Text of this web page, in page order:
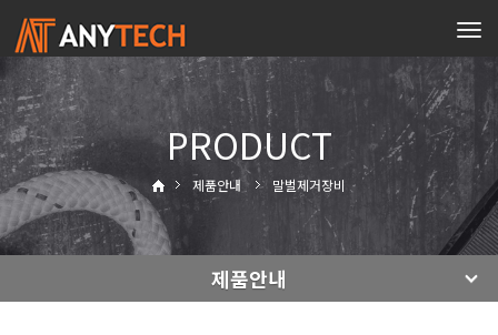
PRODUCT
제품안내 말벌제거장비
제품안내